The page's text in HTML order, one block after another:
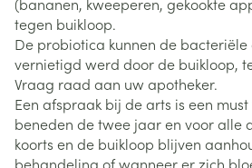
tegen buikloop.
De probiotica kunnen de
vernietigd werd door de buikloop,
Vraag raad aan uw apotheker.
Een afspraak bij de arts is een
beneden de twee jaar en voor alle
koorts en de buikloop blijven
behandeling of wanneer er zich